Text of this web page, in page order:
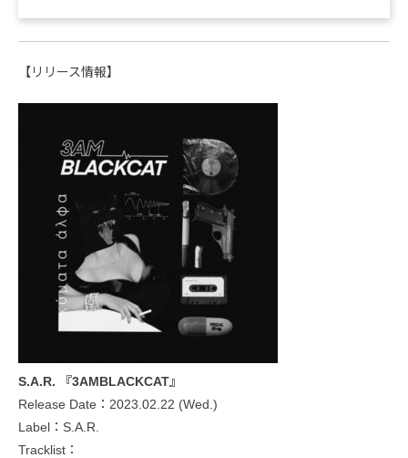
【リリース情報】
S.A.R. 『3AMBLACKCAT』
Release Date：2023.02.22 (Wed.)
Label：S.A.R.
Tracklist：